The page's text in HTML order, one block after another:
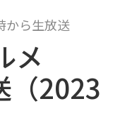
から生放送
メ
（2023